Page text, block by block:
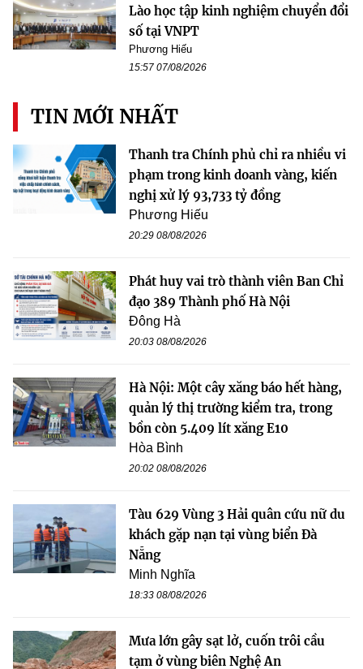
Lào học tập kinh nghiệm chuyển đổi
số tại VNPT
Phương Hiếu
15:57 07/08/2026
TIN MỚI NHẤT
Thanh tra Chính phủ chỉ ra nhiều vi
phạm trong kinh doanh vàng, kiến
nghị xử lý 93,733 tỷ đồng
Phương Hiếu
20:29 08/08/2026
Phát huy vai trò thành viên Ban Chỉ
đạo 389 Thành phố Hà Nội
Đông Hà
20:03 08/08/2026
Hà Nội: Một cây xăng báo hết hàng,
quản lý thị trường kiểm tra, trong
bồn còn 5.409 lít xăng E10
Hòa Bình
20:02 08/08/2026
Tàu 629 Vùng 3 Hải quân cứu nữ du
khách gặp nạn tại vùng biển Đà
Nẵng
Minh Nghĩa
18:33 08/08/2026
Mưa lớn gây sạt lở, cuốn trôi cầu
tạm ở vùng biên Nghệ An